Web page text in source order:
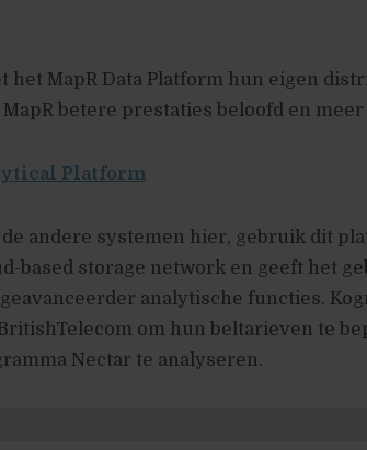
het MapR Data Platform hun eigen
betere prestaties beloofd en
Platform
andere systemen hier, gebruik dit
based storage network en geeft het
analytische functies.
om hun beltarieven te
Nectar te analyseren.